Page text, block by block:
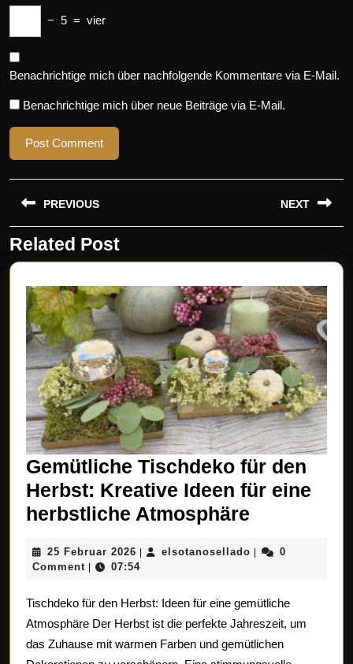
− 5 = vier
Benachrichtige mich über nachfolgende Kommentare via E-Mail.
Benachrichtige mich über neue Beiträge via E-Mail.
Beitragsnavigation
PREVIOUS
Previous
post:
NEXT
post:
Related Post
Gemütliche Tischdeko für den
Herbst: Kreative Ideen für eine
herbstliche Atmosphäre
für
Herbst:
Kreative
Ideen
25 Februar 2026 25
Februar
elsotanosellado elsotanosellado
0
Comment
07:54
Tischdeko für den Herbst: Ideen für eine gemütliche
Atmosphäre Der Herbst ist die perfekte Jahreszeit, um
das Zuhause mit warmen Farben und gemütlichen